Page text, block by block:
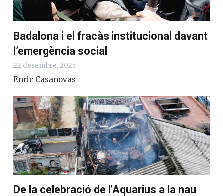
Badalona i el fracàs institucional davant
l’emergència social
22 desembre, 2025
Enric Casanovas
De la celebració de l’Aquarius a la nau